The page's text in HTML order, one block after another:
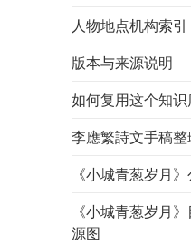
人物地点机构索引
版本与来源说明
如何复用这个知识
李應繁詩文手稿整
《小城青葱岁月
《小城青葱岁月
源图